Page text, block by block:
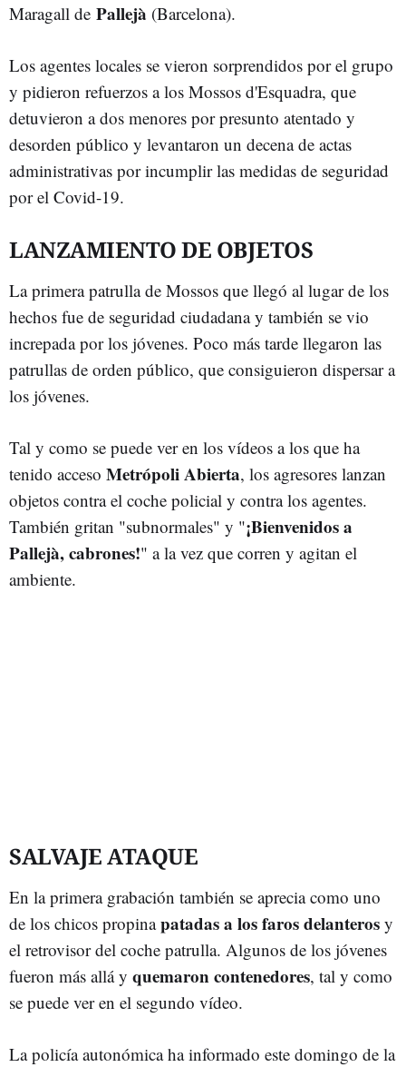
Maragall de Pallejà (Barcelona).
Los agentes locales se vieron sorprendidos por el grupo
y pidieron refuerzos a los Mossos d'Esquadra, que
detuvieron a dos menores por presunto atentado y
desorden público y levantaron un decena de actas
administrativas por incumplir las medidas de seguridad
por el Covid-19.
LANZAMIENTO DE OBJETOS
La primera patrulla de Mossos que llegó al lugar de los
hechos fue de seguridad ciudadana y también se vio
increpada por los jóvenes. Poco más tarde llegaron las
patrullas de orden público, que consiguieron dispersar a
los jóvenes.
Tal y como se puede ver en los vídeos a los que ha
tenido acceso Metrópoli Abierta, los agresores lanzan
objetos contra el coche policial y contra los agentes.
También gritan "subnormales" y "¡Bienvenidos a
Pallejà, cabrones!" a la vez que corren y agitan el
ambiente.
SALVAJE ATAQUE
En la primera grabación también se aprecia como uno
de los chicos propinapatadas a los faros delanteros y
el retrovisor del coche patrulla. Algunos de los jóvenes
fueron más allá y quemaron contenedores, tal y como
se puede ver en el segundo vídeo.
La policía autonómica ha informado este domingo de la